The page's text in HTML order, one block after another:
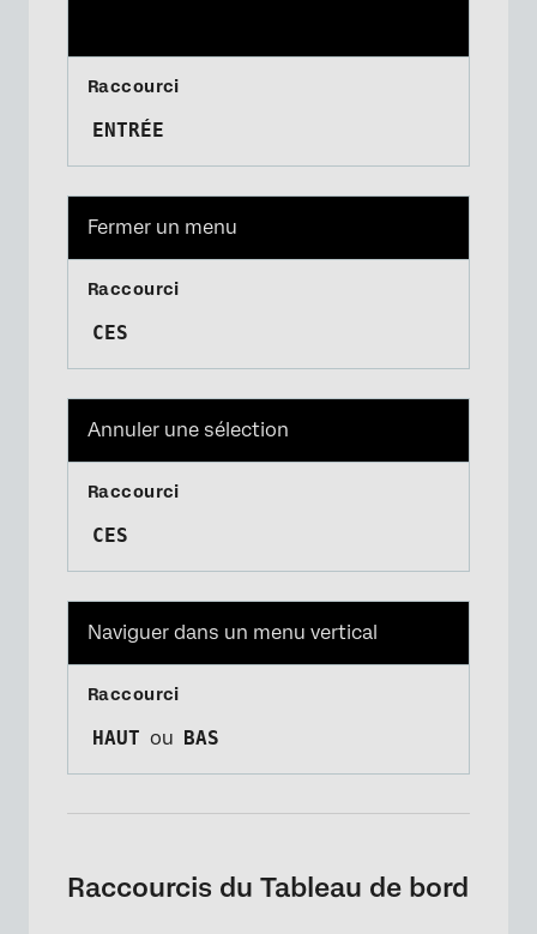
ENTRÉE
Fermer un menu
CES
Annuler une sélection
CES
Naviguer dans un menu vertical
HAUT ou BAS
Raccourcis du Tableau de bord